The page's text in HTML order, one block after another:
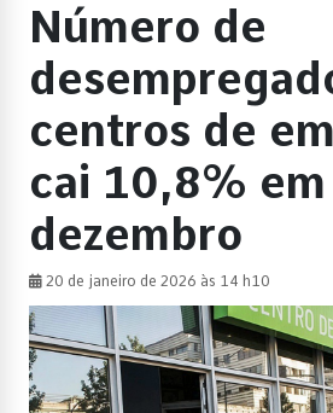
Número de
centros de
cai 10,8% em
dezembro
20 de janeiro de 2026 às 14 h10